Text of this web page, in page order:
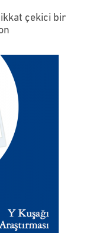
çekici bir